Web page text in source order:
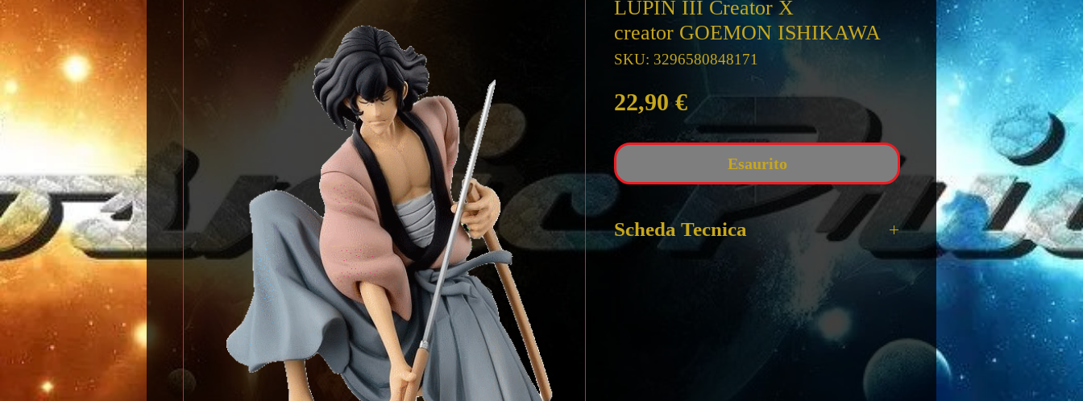
LUPIN III Creator X
creator GOEMON ISHIKAWA
SKU: 3296580848171
22,90 €Prezzo
Esaurito
Scheda Tecnica
LUPIN III Creator X creator GOEMON